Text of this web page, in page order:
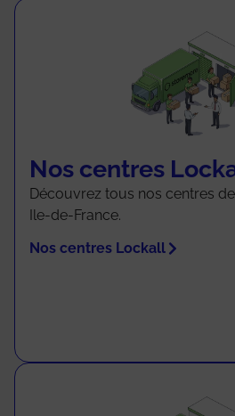
Nos centres
Découvrez tous nos centres
Ile-de-France.
Nos centres Lockall